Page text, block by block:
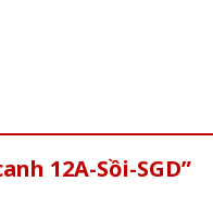
12A-Sồi-SGD”